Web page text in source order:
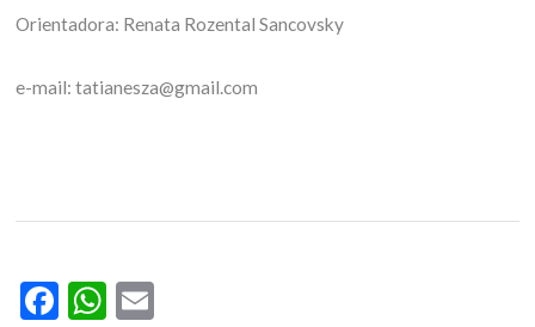
Orientadora: Renata Rozental Sancovsky
e-mail: tatianesza@gmail.com
Facebook
WhatsApp